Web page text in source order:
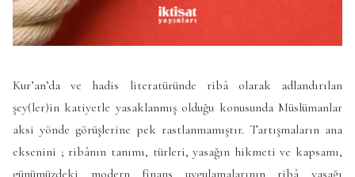
Kur’an’da ve hadis literatüründe ribâ olarak adlandırılan
şey(ler)in katiyetle yasaklanmış olduğu konusunda Müslümanlar
aksi yönde görüşlerine pek rastlanmamıştır. Tartışmaların ana
eksenini ; ribânın tanımı, türleri, yasağın hikmeti ve kapsamı,
günümüzdeki modern finans uygulamalarının ribâ yasağı